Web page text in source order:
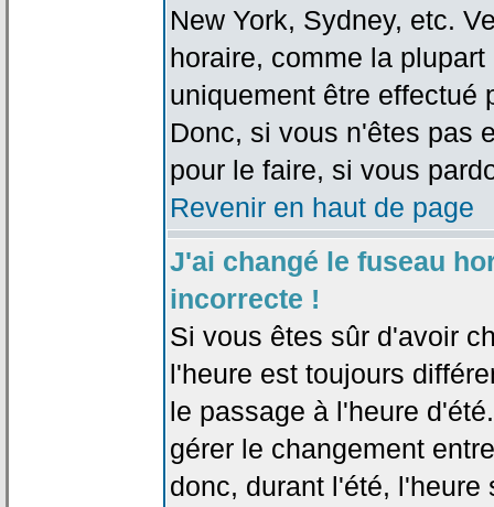
New York, Sydney, etc.
horaire, comme la
uniquement être effectué
Donc, si vous n'êtes pas
pour le faire, si vous
Revenir en haut de page
J'ai changé le fuseau
incorrecte !
Si vous êtes sûr d'avoir
l'heure est toujours
le passage à l'heure
gérer le changement
donc, durant l'été, l'heure